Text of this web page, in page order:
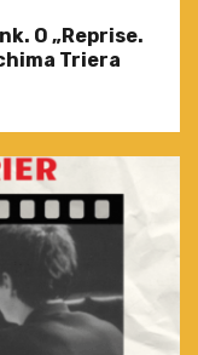
O „Reprise.
Triera